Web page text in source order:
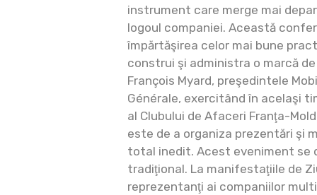
instrument care merge mai
logoul companiei. Această
împărtăşirea celor mai bune
construi şi administra o marcă
François Myard, preşedintele
Générale, exercitând în acelaşi
al Clubului de Afaceri Franţa-
este de a organiza prezentări şi
total inedit. Acest eveniment se
tradiţional. La manifestaţiile de
reprezentanţi ai companiilor